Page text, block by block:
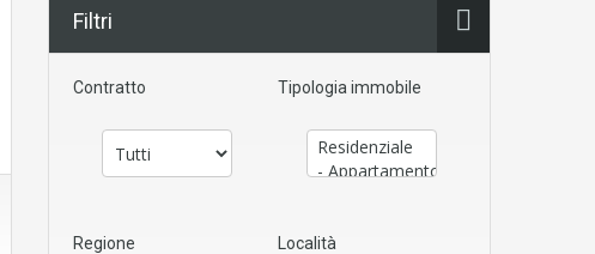
Filtri
Contratto Tipologia immobile
Regione Località